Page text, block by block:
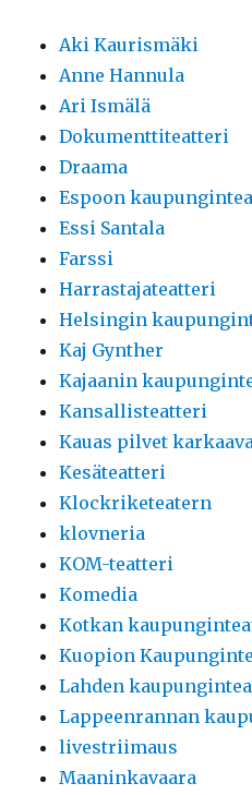
Aki Kaurismäki
Anne Hannula
Ari Ismälä
Dokumenttiteatteri
Draama
Espoon
Essi Santala
Farssi
Harrastajateatteri
Helsingin
Kaj Gynther
Kajaanin
Kansallisteatteri
Kauas pilvet karkaava
Kesäteatteri
Klockriketeatern
klovneria
KOM-teatteri
Komedia
Kotkan
Kuopion
Lahden
Lappeenrannan
livestriimaus
Maaninkavaara